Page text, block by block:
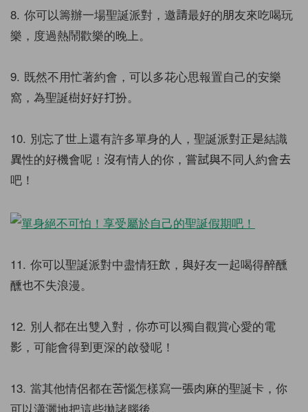
8. 你可以籌辦一場聖誕派對，邀請最好的朋友來吃喝玩
樂，度過熱鬧歡樂的晚上。
9. 既然不用忙著約會，可以多花心思報置自己的安樂
窩，為聖誕樹好好打扮。
10. 別忘了世上還有許多單身的人，聖誕派對正是結識
異性的好機會呢﹗沒有情人的你，嘗試與不同人約會去
吧！
11. 你可以聖誕派對中盡情狂飲，與好友一起喝得醉醺
醺也不失浪漫。
12. 別人都在出雙入對，你亦可以獨自觀賞心愛的電
影，可能會得到更深的啟發呢！
13. 當其他情侶都在苦惱怎樣寫一張肉麻的聖誕卡，你
可以瀟灑地把這些拋諸腦後。